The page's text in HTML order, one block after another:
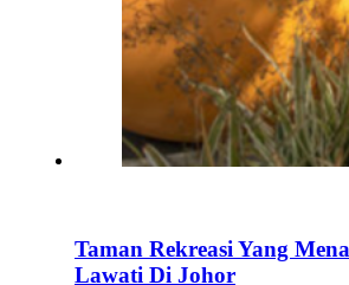
Taman Rekreasi Yang
Lawati Di Johor